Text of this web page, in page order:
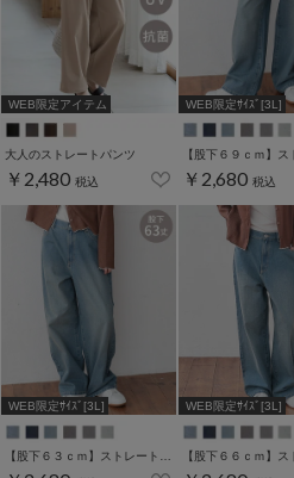
WEB限定アイテム
大人のストレートパンツ
￥2,480 税込
WEB限定ｻｲｽﾞ[3L]
￥2,680 税込
WEB限定ｻｲｽﾞ[3L] WEB限定ｻｲｽﾞ[3L]